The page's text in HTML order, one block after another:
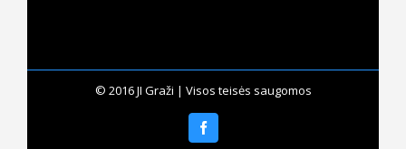
© 2016 JI Graži | Visos teisės saugomos